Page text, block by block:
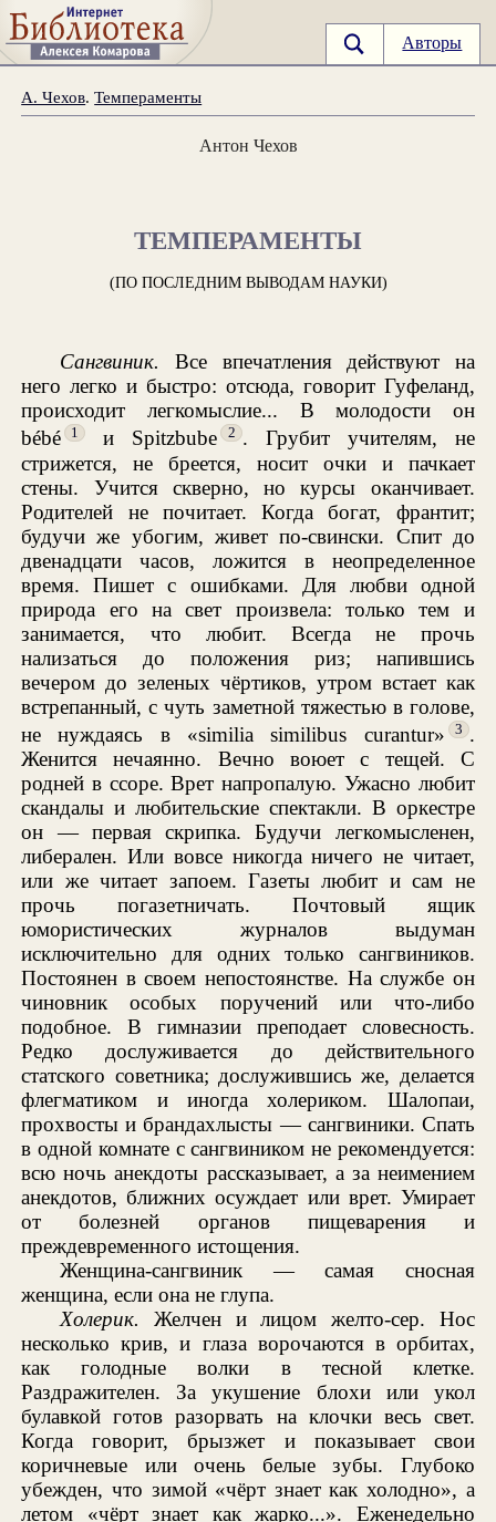
Авторы
А. Чехов.Темпераменты
Антон Чехов
ТЕМПЕРАМЕНТЫ
(ПО ПОСЛЕДНИМ ВЫВОДАМ НАУКИ)
Сангвиник.
Все впечатления действуют на
него легко и быстро: отсюда, говорит Гуфеланд,
происходит легкомыслие... В молодости он
bébé
1 и Spitzbube 2 . Грубит учителям, не
стрижется, не бреется, носит очки и пачкает
стены. Учится скверно, но курсы оканчивает.
Родителей не почитает. Когда богат, франтит;
будучи же убогим, живет по-свински. Спит до
двенадцати часов, ложится в неопределенное
время. Пишет с ошибками. Для любви одной
природа его на свет произвела: только тем и
занимается, что любит. Всегда не прочь
нализаться до положения риз; напившись
вечером до зеленых чёртиков, утром встает как
встрепанный, с чуть заметной тяжестью в голове,
не нуждаясь в «similia similibus curantur»
3 .
Женится нечаянно. Вечно воюет с тещей. С
родней в ссоре. Врет напропалую. Ужасно любит
скандалы и любительские спектакли. В оркестре
он — первая скрипка. Будучи легкомысленен,
либерален. Или вовсе никогда ничего не читает,
или же читает запоем. Газеты любит и сам не
прочь погазетничать. Почтовый ящик
юмористических журналов выдуман
исключительно для одних только сангвиников.
Постоянен в своем непостоянстве. На службе он
чиновник особых поручений или что-либо
подобное. В гимназии преподает словесность.
Редко дослуживается до действительного
статского советника; дослужившись же, делается
флегматиком и иногда холериком. Шалопаи,
прохвосты и брандахлысты — сангвиники. Спать
в одной комнате с сангвиником не рекомендуется:
всю ночь анекдоты рассказывает, а за неимением
анекдотов, ближних осуждает или врет. Умирает
от болезней органов пищеварения и
преждевременного истощения.
Женщина-сангвиник — самая сносная
женщина, если она не глупа.
Холерик.
Желчен и лицом желто-сер. Нос
несколько крив, и глаза ворочаются в орбитах,
как голодные волки в тесной клетке.
Раздражителен. За укушение блохи или укол
булавкой готов разорвать на клочки весь свет.
Когда говорит, брызжет и показывает свои
коричневые или очень белые зубы. Глубоко
убежден, что зимой «чёрт знает как холодно», а
летом «чёрт знает как жарко...». Еженедельно